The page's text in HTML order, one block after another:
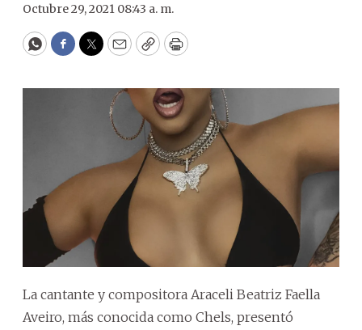
Octubre 29, 2021 08:43 a. m.
WhatsApp
Facebook
Twitter
EmailCopyPrint
La cantante y compositora Araceli Beatriz Faella
Aveiro, más conocida como Chels, presentó